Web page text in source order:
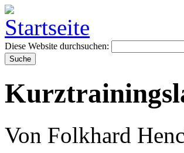
Diese Website durchsuchen:
Von Folkhard